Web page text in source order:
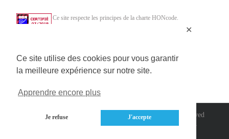
Ce site utilise des cookies pour vous garantir
la meilleure expérience sur notre site.
Apprendre encore plus
Je refuse J'accepte
✕
Ce site respecte les principes de la charte HONcode.
Copyright 2014>2020 Connected Mag SAS | All Rights Reserved
A propos / Contact
/